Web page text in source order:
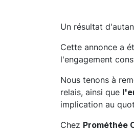
Un résultat
Cette annonce a
l'engagement
Nous tenons à
relais, ainsi que
implication au
Chez Prométhée